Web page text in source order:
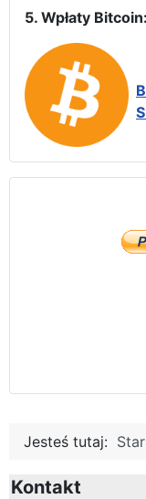
5. Wpłaty Bitcoin:
Jesteś tutaj:
Kontakt